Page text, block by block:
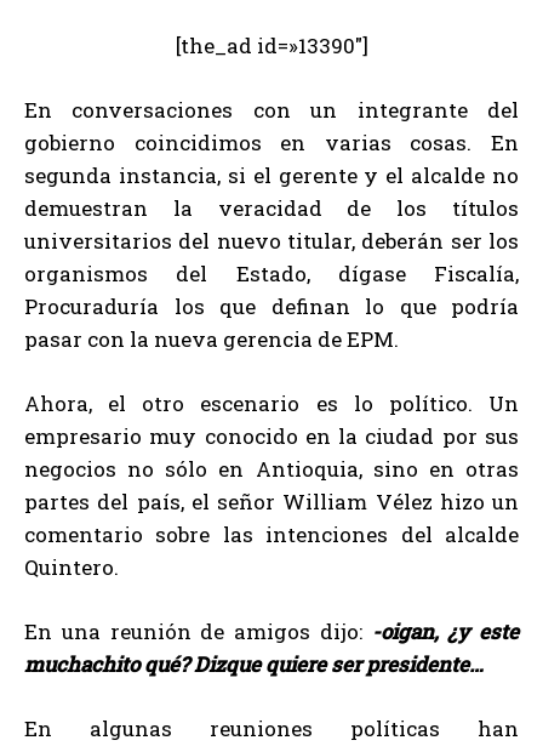
[the_ad id=»13390″]
En conversaciones con un integrante del
gobierno coincidimos en varias cosas. En
segunda instancia, si el gerente y el alcalde no
demuestran la veracidad de los títulos
universitarios del nuevo titular, deberán ser los
organismos del Estado, dígase Fiscalía,
Procuraduría los que definan lo que podría
pasar con la nueva gerencia de EPM.
Ahora, el otro escenario es lo político. Un
empresario muy conocido en la ciudad por sus
negocios no sólo en Antioquia, sino en otras
partes del país, el señor William Vélez hizo un
comentario sobre las intenciones del alcalde
Quintero.
En una reunión de amigos dijo: -oigan, ¿y este
muchachito qué? Dizque quiere ser presidente…
En algunas reuniones políticas han